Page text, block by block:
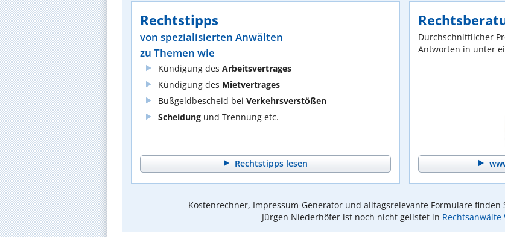
Rechtstipps
von spezialisierten Anwälten
zu Themen wie
Kündigung des Arbeitsvertrages
Kündigung des Mietvertrages
Bußgeldbescheid bei Verkehrsverstößen
Scheidung und Trennung etc.
Rechtstipps lesen
Durchschnittlicher
Antworten in unter
Kostenrechner, Impressum-Generator und alltagsrelevante Formulare finden
Jürgen Niederhöfer ist noch nicht gelistet in Rechtsanwälte